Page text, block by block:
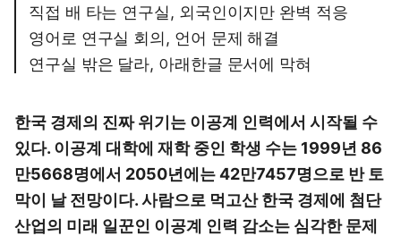
직접 배 타는 연구실, 외국인이지만 완벽 적응
영어로 연구실 회의, 언어 문제 해결
연구실 밖은 달라, 아래한글 문서에 막혀
한국 경제의 진짜 위기는 이공계 인력에서 시작될 수
있다. 이공계 대학에 재학 중인 학생 수는 1999년 86
만5668명에서 2050년에는 42만7457명으로 반 토
막이 날 전망이다. 사람으로 먹고산 한국 경제에 첨단
산업의 미래 일꾼인 이공계 인력 감소는 심각한 문제